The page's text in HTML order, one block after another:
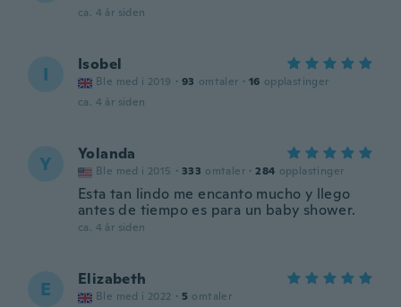
ca. 4 år siden
I Isobel
Ble med i 2019 · 93 omtaler · 16 opplastinger
ca. 4 år siden
Y Yolanda
Ble med i 2015 · 333 omtaler · 284 opplastinger
Esta tan lindo me encanto mucho y llego
antes de tiempo es para un baby shower.
ca. 4 år siden
E Elizabeth
Ble med i 2022 · 5 omtaler